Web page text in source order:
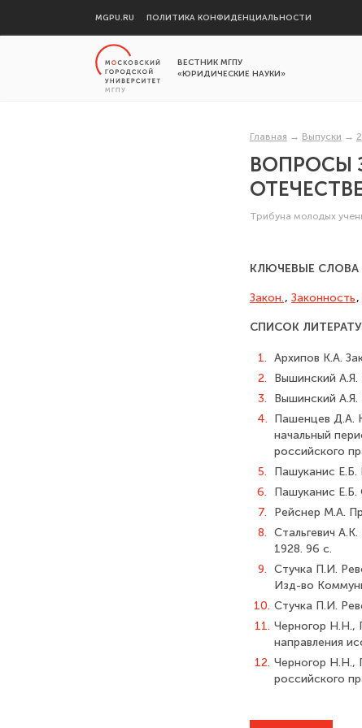
MGPU.RU ПОЛИТИКА КОНФИДЕНЦИАЛЬНОСТИ
ВЕСТНИК МГПУ
«ЮРИДИЧЕСКИЕ НАУКИ»
Главная → Выпуски →
ВОПРОСЫ
Трибуна молодых
КЛЮЧЕВЫЕ СЛОВА
Закон., Законность,
СПИСОК
1. Архипов К.А.
2.
Вышинский
3.
Вышинский
4. Пашенцев Д.А.
начальный
российского
5.
Пашуканис Е.Б.
6.
Пашуканис
7.
Рейснер М.А.
8. Стальгевич
1928. 96 с.
9. Стучка П.И.
Изд-во
10. Стучка П.И.
11. Черногор Н.Н.,
направления
12. Черногор Н.Н.,
российского